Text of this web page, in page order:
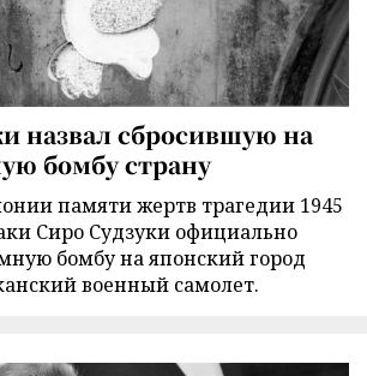
назвал сбросившую на
бомбу страну
памяти жертв трагедии 1945
Сиро Судзуки официально
бомбу на японский город
военный самолет.